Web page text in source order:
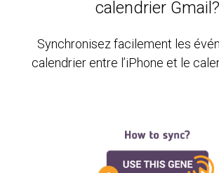
calendrier Gmail?
Synchronisez facilement les
calendrier entre l’iPhone et le